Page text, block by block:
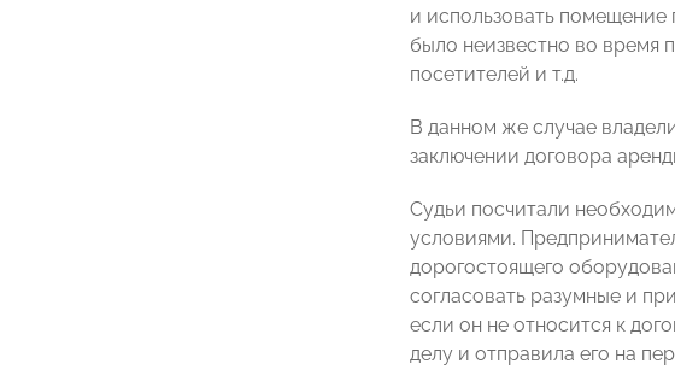
и использовать помещение
было неизвестно во время
посетителей и т.д.
В данном же случае
заключении договора
Судьи посчитали
условиями.
дорогостоящего
согласовать разумные и
если он не относится к
делу и отправила его на